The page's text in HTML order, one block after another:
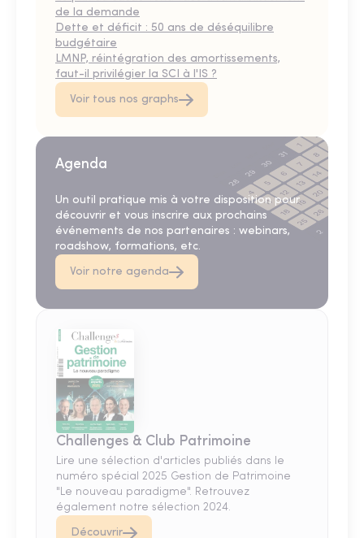
de la demande
Dette et déficit : 50 ans de déséquilibre
budgétaire
LMNP, réintégration des amortissements,
faut-il privilégier la SCI à l'IS ?
Voir tous nos graphs
Agenda
Un outil pratique mis à votre disposition pour
découvrir et vous inscrire aux prochains
événements de nos partenaires : webinars,
roadshow, formations, etc.
Voir notre agenda
Challenges & Club Patrimoine
Lire une sélection d'articles publiés dans le
numéro spécial 2025 Gestion de Patrimoine
"Le nouveau paradigme". Retrouvez
également notre sélection 2024.
Découvrir